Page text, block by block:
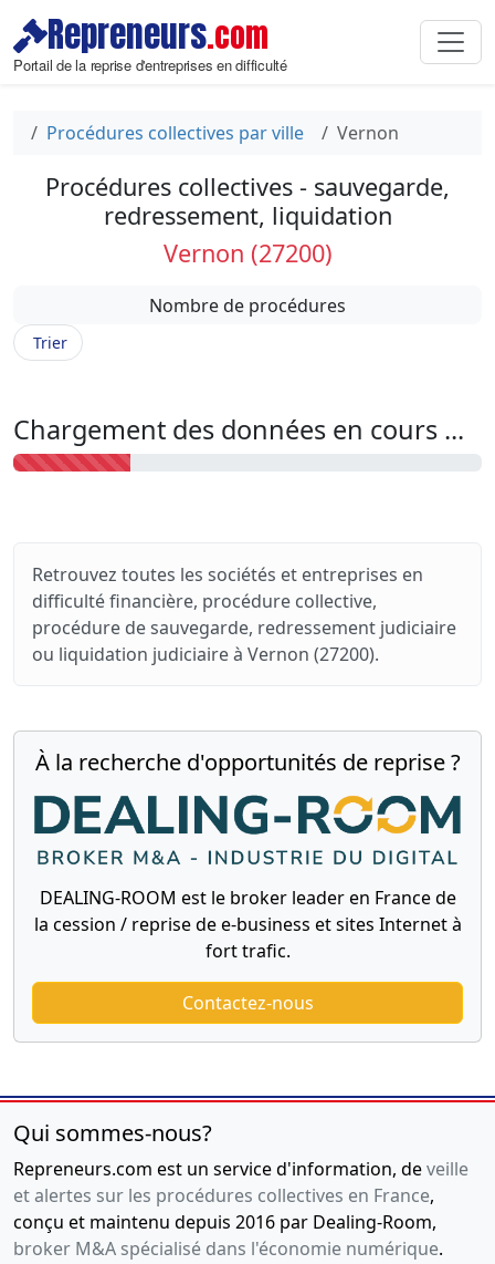
Repreneurs.com
Portail de la reprise d'entreprises en difficulté
Procédures collectives par ville Vernon
Procédures collectives - sauvegarde,
redressement, liquidation
Vernon (27200)
Nombre de procédures
Trier
Chargement des données en cours ...
Retrouvez toutes les sociétés et entreprises en
difficulté financière, procédure collective,
procédure de sauvegarde, redressement judiciaire
ou liquidation judiciaire à Vernon (27200).
À la recherche d'opportunités de reprise ?
DEALING-ROOM est le broker leader en France de
la cession / reprise de e-business et sites Internet à
fort trafic.
Contactez-nous
Qui sommes-nous?
Repreneurs.com est un service d'information, deveille
et alertes sur les procédures collectives en France,
conçu et maintenu depuis 2016 par Dealing-Room,
broker M&A spécialisé dans l'économie numérique.